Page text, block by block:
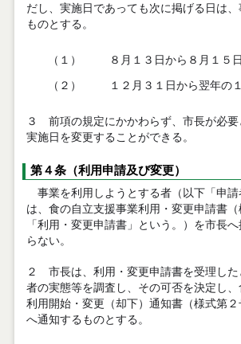
だし、実施日であっても次に掲げる日は
ものとする。
（１） ８月１３日から８月１５
（２） １２月３１日から翌年の
３ 前項の規定にかかわらず、市長が必要
実施日を変更することができる。
第４条（利用申請及び変更）
事業を利用しようとする者（以下「申請
は、食の自立支援事業利用・変更申請書
「利用・変更申請書」という。）を市長
らない。
２ 市長は、利用・変更申請書を受理した
者の実態等を調査し、その可否を決定し
利用開始・変更（却下）通知書（様式第
へ通知するものとする。